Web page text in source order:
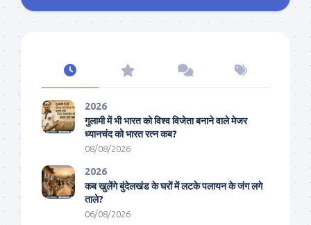
2026
गुलामी में भी भारत को विश्व विजेता बनाने वाले मेजर
ध्यानचंद को भारत रत्न कब?
08/08/2026
2026
कब खुलेंगे बुंदेलखंड के घरों में लटके पलायन के जंग लगे
ताले?
06/08/2026